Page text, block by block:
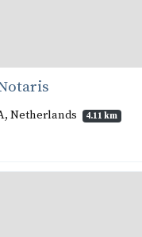
Netherlands 4.11 km